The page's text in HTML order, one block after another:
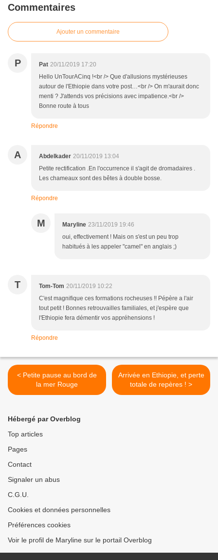
Commentaires
Ajouter un commentaire
P Pat 20/11/2019 17:20
Hello UnTourACinq !<br /> Que d'allusions mystérieuses
autour de l'Ethiopie dans votre post…<br /> On m'aurait donc
menti ? J'attends vos précisions avec impatience.<br />
Bonne route à tous
Répondre
A Abdelkader 20/11/2019 13:04
Petite rectification .En l'occurrence il s'agit de dromadaires .
Les chameaux sont des bêtes à double bosse.
Répondre
M Maryline 23/11/2019 19:46
oui, effectivement ! Mais on s'est un peu trop
habitués à les appeler "camel" en anglais ;)
T Tom-Tom 20/11/2019 10:22
C'est magnifique ces formations rocheuses !! Pépère a l'air
tout petit ! Bonnes retrouvailles familiales, et j'espère que
l'Ethiopie fera démentir vos appréhensions !
Répondre
< Petite pause au bord de
la mer Rouge
Arrivée en Ethiopie, et perte
totale de repères ! >
Hébergé par Overblog
Top articles
Pages
Contact
Signaler un abus
C.G.U.
Cookies et données personnelles
Préférences cookies
Voir le profil de Maryline sur le portail Overblog